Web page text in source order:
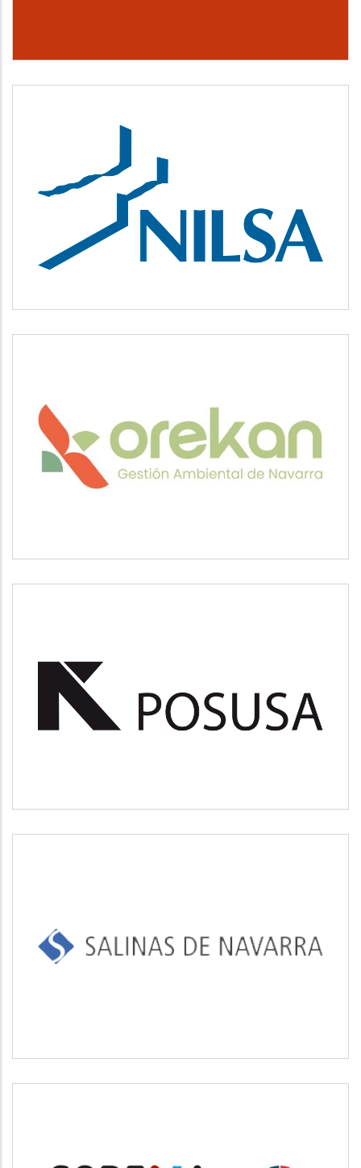
NILSA
Medio ambiente
OREKAN
Medio ambiente
Medio ambiente
SALINAS DE NAVARRA